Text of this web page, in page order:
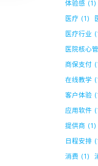
体验感 (1)
医疗 (1)
医疗行业
医院核心
商保支付
在线教学
客户体验
应用软件
提供商 (1)
日程安排
消费 (1)